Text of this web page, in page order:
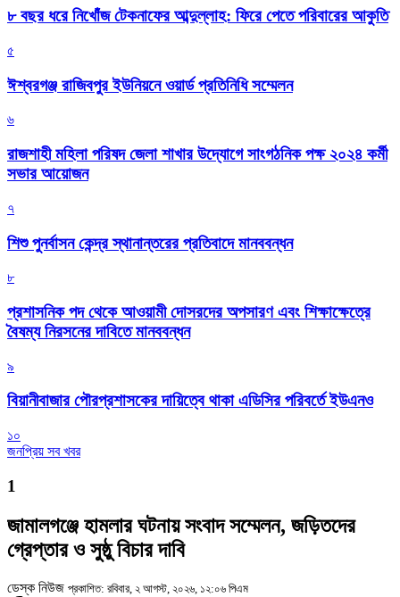
৮ বছর ধরে নিখোঁজ টেকনাফের আব্দুল্লাহ: ফিরে পেতে পরিবারের আকুতি
৫
ঈশ্বরগঞ্জ রাজিবপুর ইউনিয়নে ওয়ার্ড প্রতিনিধি সম্মেলন
৬
রাজশাহী মহিলা পরিষদ জেলা শাখার উদ্যোগে সাংগঠনিক পক্ষ ২০২৪ কর্মী
সভার আয়োজন
৭
শিশু পুনর্বাসন কেন্দ্র স্থানান্তরের প্রতিবাদে মানববন্ধন
৮
প্রশাসনিক পদ থেকে আওয়ামী দোসরদের অপসারণ এবং শিক্ষাক্ষেত্রে
বৈষম্য নিরসনের দাবিতে মানববন্ধন
৯
বিয়ানীবাজার পৌরপ্রশাসকের দায়িত্বে থাকা এডিসির পরিবর্তে ইউএনও
১০
জনপ্রিয় সব খবর
1
জামালগঞ্জে হামলার ঘটনায় সংবাদ সম্মেলন, জড়িতদের
গ্রেপ্তার ও সুষ্ঠু বিচার দাবি
ডেস্ক নিউজ প্রকাশিত: রবিবার, ২ আগস্ট, ২০২৬, ১২:০৬ পিএম